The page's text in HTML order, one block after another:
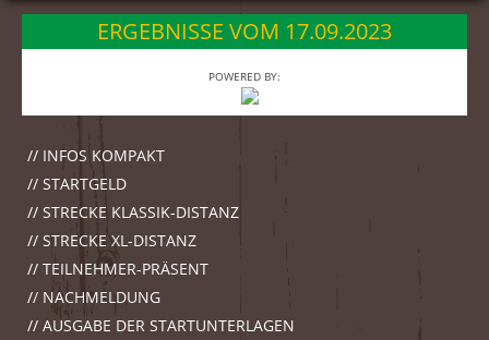
springen
ERGEBNISSE VOM 17.09.2023
POWERED BY:
// INFOS KOMPAKT
// STARTGELD
// STRECKE KLASSIK-DISTANZ
// STRECKE XL-DISTANZ
// TEILNEHMER-PRÄSENT
// NACHMELDUNG
// AUSGABE DER STARTUNTERLAGEN